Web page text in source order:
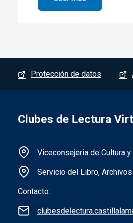
Menú del pie
Protección de datos
Clubes de Lectura
Información de la
Viceconsejeria de Cultura
Servicio del Libro,
Contacto: